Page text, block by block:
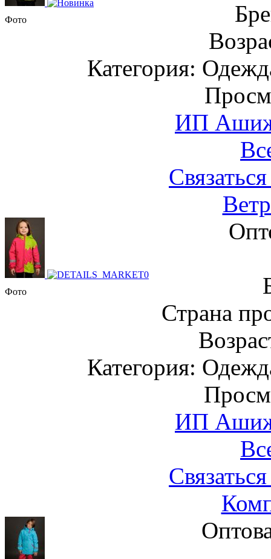
Фото
Категория:
ИП
Фото
Страна
Категория:
ИП